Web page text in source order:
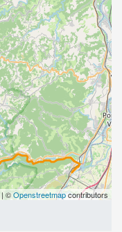
| ©Openstreetmapcontributors